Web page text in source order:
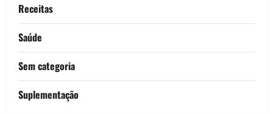
Receitas
Saúde
Sem categoria
Suplementação